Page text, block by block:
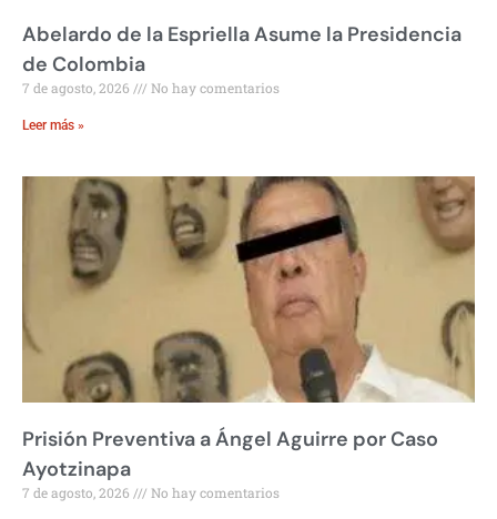
Abelardo de la Espriella Asume la Presidencia
de Colombia
7 de agosto, 2026 No hay comentarios
Leer más »
Prisión Preventiva a Ángel Aguirre por Caso
Ayotzinapa
7 de agosto, 2026 No hay comentarios